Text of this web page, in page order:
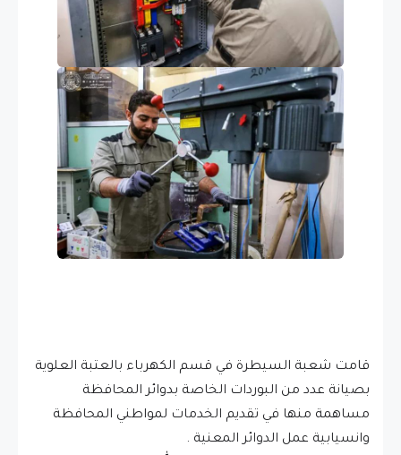
قامت شعبة السيطرة في قسم الكهرباء بالعتبة العلوية
بصيانة عدد من البوردات الخاصة بدوائر المحافظة
مساهمة منها في تقديم الخدمات لمواطني المحافظة
وانسيابية عمل الدوائر المعنية .